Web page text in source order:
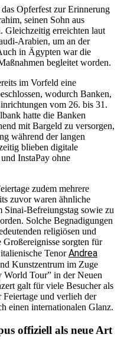
Opferfest zur Erinnerung
seinen Sohn aus
Gleichzeitig erreichten laut
Arabien, um an der
in Ägypten war die
begleitet worden.
im Vorfeld eine
wodurch Banken,
vom 26. bis 31.
hatte die Banken
mit Bargeld zu versorgen,
während der langen
blieben digitale
InstaPay ohne
zudem mehrere
zuvor waren ähnliche
Sinai-Befreiungstag sowie zu
Solche Begnadigungen
religiösen und
sorgten für
TenorAndrea
Kunstzentrum im Zuge
World Tour” in der Neuen
galt für viele Besucher als
und verlieh der
einen internationalen Glanz.
offiziell als neue Art